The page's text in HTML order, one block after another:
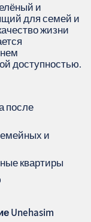
и
для семей и
жизни
доступностью.
после
и
квартиры
Unehasim